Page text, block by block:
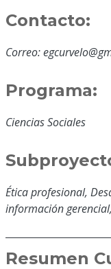
Contacto:
Correo:
Programa:
Ciencias Sociales
Ética profesional,
información
Resumen